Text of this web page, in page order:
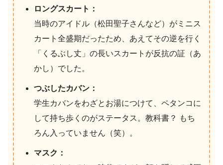
ロングスカート：
当時のアイドル（松田聖子さんなど）がミニス
カート全盛期だったため、あえてその逆を行く
「くるぶし丈」の長いスカートが反抗の証（あ
かし）でした。
つぶしたカバン：
学生カバンをわざとお湯につけて、ペタンコに
して持ち歩くのがステータス。教科書？ もち
ろん入っていません（笑）。
マスク：